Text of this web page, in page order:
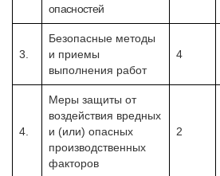
опасностей
3.
Безопасные методы
и приемы
выполнения работ
4
4.
Меры защиты от
воздействия вредных
и (или) опасных
производственных
факторов
2